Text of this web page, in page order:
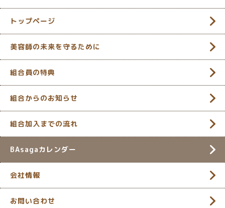
トップページ
美容師の未来を守るために
組合員の特典
組合からのお知らせ
組合加入までの流れ
BAsagaカレンダー
会社情報
お問い合わせ